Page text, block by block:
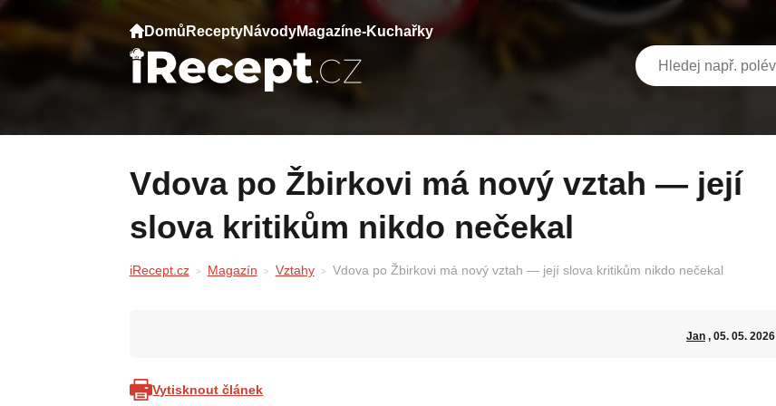
Domů ReceptyNávodyMagazíne-Kuchařky
Vdova po Žbirkovi má nový vztah — její
slova kritikům nikdo nečekal
iRecept.cz Magazín Vztahy Vdova po Žbirkovi má nový vztah — její slova kritikům nikdo nečekal
Jan, 05. 05. 2026
Vytisknout článek